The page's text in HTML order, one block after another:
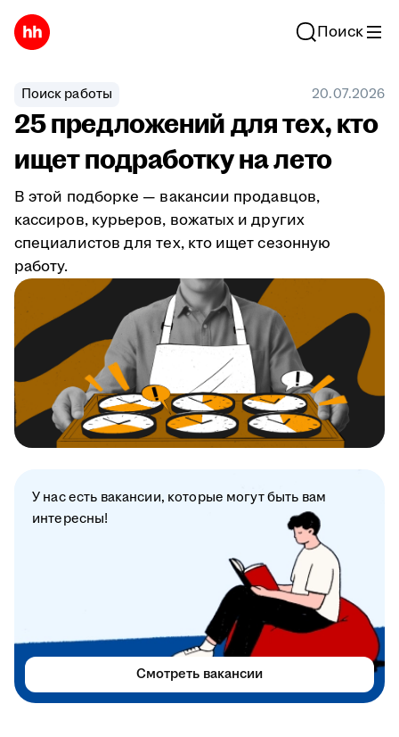
Поиск
Поиск работы 20.07.2026
25 предложений для тех, кто
ищет подработку на лето
В этой подборке — вакансии продавцов,
кассиров, курьеров, вожатых и других
специалистов для тех, кто ищет сезонную
работу.
У нас есть вакансии, которые могут быть вам
интересны!
Смотреть вакансии